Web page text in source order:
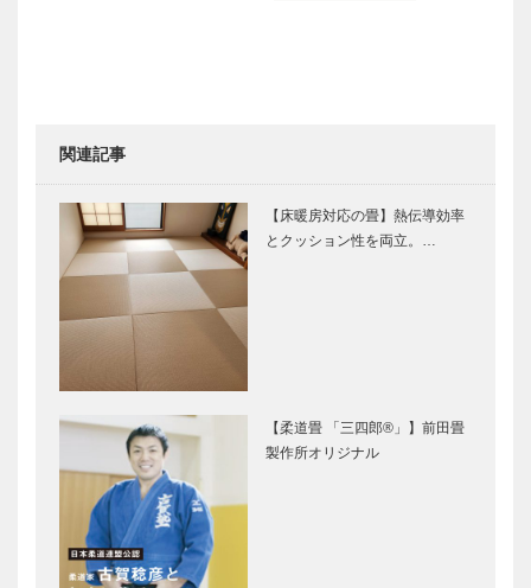
関連記事
【床暖房対応の畳】熱伝導効率
とクッション性を両立。…
【柔道畳 「三四郎®」】前田畳
製作所オリジナル